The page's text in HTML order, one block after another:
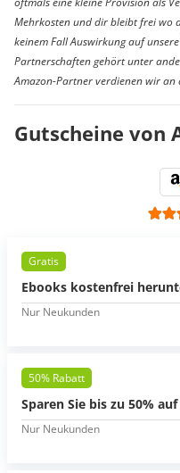
Mehrkosten und dir bleibt frei wo
keinem Fall Auswirkung auf
Partnerschaften gehört unter
Amazon-Partner verdienen wir
Gutscheine von
Gratis
Ebooks kostenfrei
Nur Neukunden
50% Rabatt
Sparen Sie bis zu 50%
Nur Neukunden